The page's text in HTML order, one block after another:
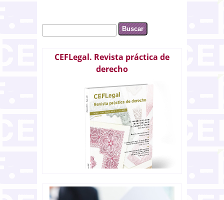
Formulario de búsqueda
Buscar
CEFLegal. Revista práctica de
derecho